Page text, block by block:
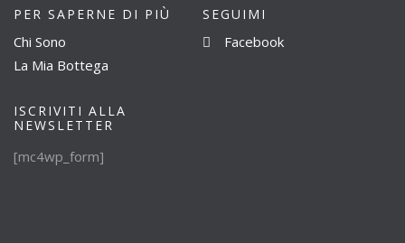
PER SAPERNE DI PIÙ
Chi Sono
La Mia Bottega
SEGUIMI
Facebook
ISCRIVITI ALLA
NEWSLETTER
[mc4wp_form]